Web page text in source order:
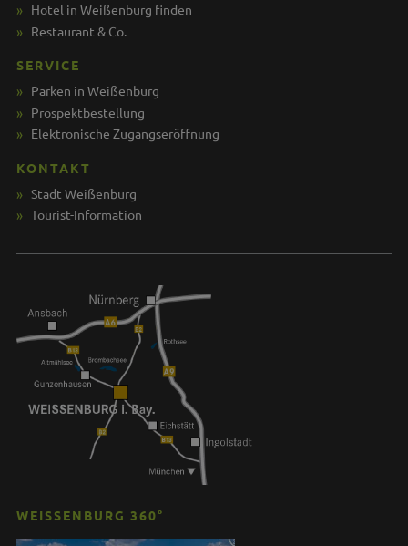
Hotel in Weißenburg finden
Restaurant & Co.
SERVICE
Parken in Weißenburg
Prospektbestellung
Elektronische Zugangseröffnung
KONTAKT
Stadt Weißenburg
Tourist-Information
WEISSENBURG 360°